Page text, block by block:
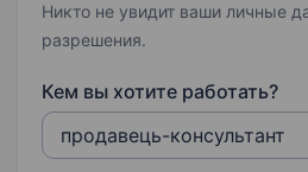
Никто не увидит ваши личные
разрешения.
Кем вы хотите работать?